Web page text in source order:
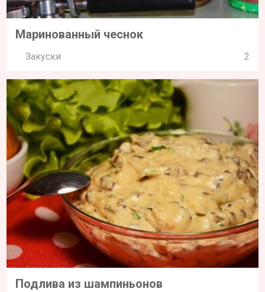
Маринованный чеснок
Закуски 2
Подлива из шампиньонов